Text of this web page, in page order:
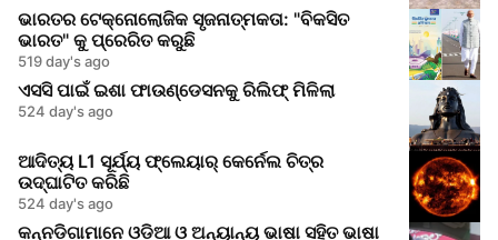
ଭାରତର ଟେକ୍ନୋଲୋଜିକ ସୃଜନାତ୍ମକତା: "ବିକସିତ
ଭାରତ" କୁ ପ୍ରେରିତ କରୁଛି
519 day's ago
ଏସସି ପାଇଁ ଇଶା ଫାଉଣ୍ଡେସନକୁ ରିଲିଫ୍ ମିଳିଲା
524 day's ago
ଆଦିତ୍ୟ L1 ସୂର୍ଯ୍ୟ ଫ୍ଲେୟାର୍ କେର୍ନେଲ ଚିତ୍ର
ଉଦ୍ଘାଟିତ କରିଛି
524 day's ago
କନ୍ନଡିଗାମାନେ ଓଡ଼ିଆ ଓ ଅନ୍ୟାନ୍ୟ ଭାଷା ସହିତ ଭାଷା